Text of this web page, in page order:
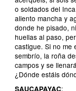
o soldados del
aliento mancha y
donde he pisado,
huellas al paso,
castigue. Si no me
sembrío, la roña
campos y se
¿Dónde estáis
SAUCAPAYAC: